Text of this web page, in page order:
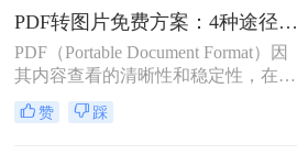
个文件，又或者是为了在社交媒体上
展示一份精美的文档内容。PDF因其
格式稳定、兼容性强而成为文档分发
的首选，但其不易编辑和截取的特
性，也使得“PDF转JGT”成为一个高
频需求。
PDF转图片免费方案：4种途径的免费额度和隐藏限制！
PDF（Portable Document Format）因
其内容查看的清晰性和稳定性，在日
常工作和学习中得到了广泛应用。然
而，在某些情况下，我们可能需要将
赞 踩